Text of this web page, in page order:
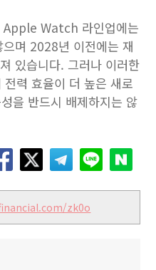
Apple Watch 라인업에는
며 2028년 이전에는 재
있습니다. 그러나 이러한
력 효율이 더 높은 새로
을 반드시 배제하지는 않
zk0o